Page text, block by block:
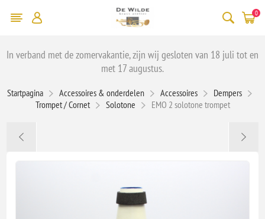
0
In verband met de zomervakantie, zijn wij gesloten van 18 juli tot en
met 17 augustus.
Startpagina Accessoires & onderdelen Accessoires
Dempers
Trompet / Cornet
Solotone EMO 2 solotone trompet